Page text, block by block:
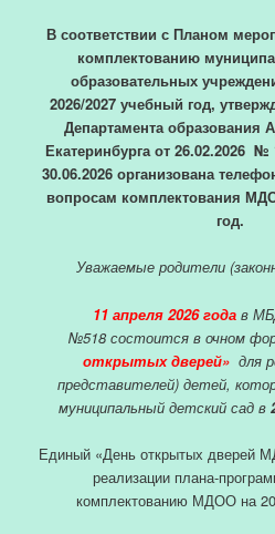
В соответствии с Планом
комплектованию
образовательных
2026/2027 учебный год,
Департамента образования
Екатеринбурга от 26.02.2026 №
30.06.2026 организована
вопросам комплектования
год.
Уважаемые родители
11 апреля 2026 года в
№518 состоится в очном
открытых дверей» для
представителей) детей,
муниципальный детский сад в
Единый «День открытых дверей
реализации плана-
комплектованию МДОО на